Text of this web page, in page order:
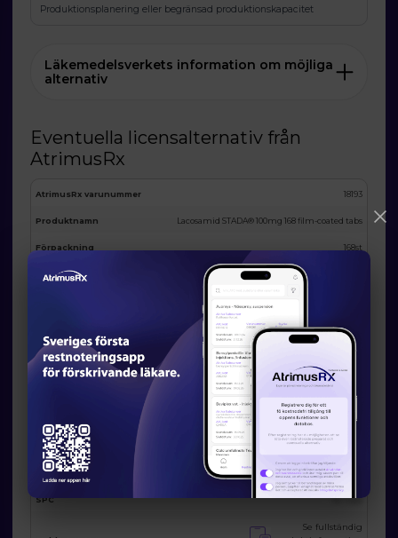
Produktionsplanering eller begränsad produktionskapacitet
Läkemedelsverkets information om möjliga
alternativ
Eventuella licensalternativ från
AtrimusRx
AtrimusRx varunummer 18193
Produktnamn Lacosamid STADA® 100mg 168 film-coated tabs
Förpackning 168st
Substans
MAH
Germany
123455678
Bild
SPC Se i app
Se fullständig